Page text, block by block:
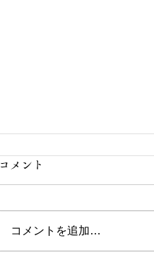
コメント
コメントを追加…